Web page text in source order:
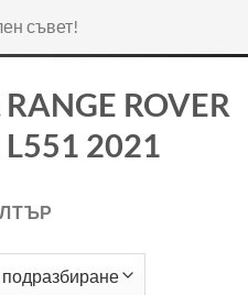
съвет!
ROVER
L551 2021